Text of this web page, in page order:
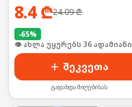
8.4₾24.09₾
-65%
🛒 ბოლო 24სთ-ში იყიდა 54-მა
შეკვეთა
გადახდა მიღებისას